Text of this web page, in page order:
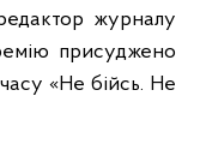
журналу
присуджено
«Не бійсь. Не